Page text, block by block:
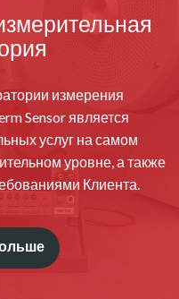
измерения
Sensor является
услуг на самом
уровне, а также
Клиента.